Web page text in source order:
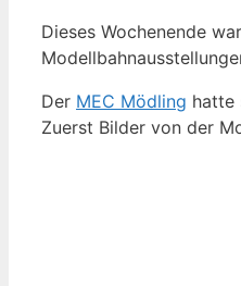
Dieses Wochenende
Der MEC Mödling hatte
Zuerst Bilder von der